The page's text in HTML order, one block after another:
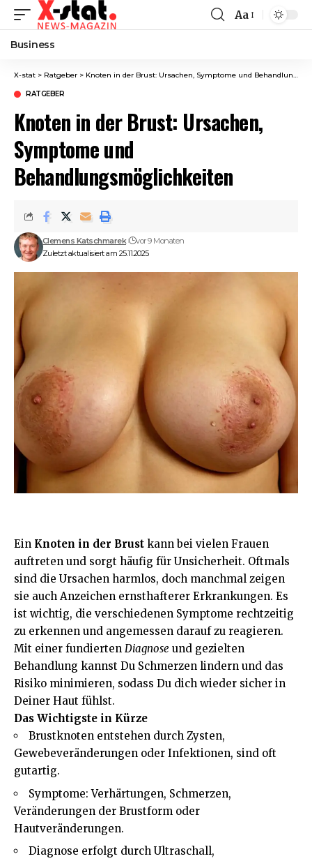
Font
Aa
Business
X-stat > Ratgeber > Knoten in der Brust: Ursachen, Symptome und Behandlungsmöglichkeiten
RATGEBER
Knoten in der Brust: Ursachen,
Symptome und
Behandlungsmöglichkeiten
Zuletzt aktualisiert am 25.11.2025
Clemens Katschmarek vor 9 Monaten
Ein Knoten in der Brust kann bei vielen Frauen
auftreten und sorgt häufig für Unsicherheit. Oftmals
sind die Ursachen harmlos, doch manchmal zeigen
sie auch Anzeichen ernsthafterer Erkrankungen. Es
ist wichtig, die verschiedenen Symptome rechtzeitig
zu erkennen und angemessen darauf zu reagieren.
Mit einer fundierten Diagnose und gezielten
Behandlung kannst Du Schmerzen lindern und das
Risiko minimieren, sodass Du dich wieder sicher in
Deiner Haut fühlst.
Das Wichtigste in Kürze
Brustknoten entstehen durch Zysten,
Gewebeveränderungen oder Infektionen, sind oft
gutartig.
Symptome: Verhärtungen, Schmerzen,
Veränderungen der Brustform oder
Hautveränderungen.
Diagnose erfolgt durch Ultraschall,